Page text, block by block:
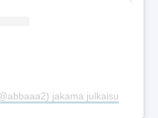
jakama julkaisu